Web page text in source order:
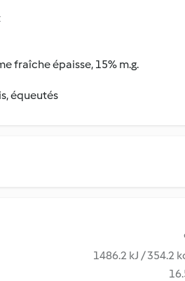
fraîche épaisse, 15% m.g.
équeutés
1486.2 kJ / 354.2